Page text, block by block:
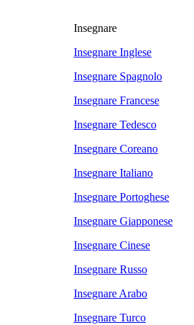
Insegnare
Insegnare Inglese
Insegnare Spagnolo
Insegnare Francese
Insegnare Tedesco
Insegnare Coreano
Insegnare Italiano
Insegnare Portoghese
Insegnare Giapponese
Insegnare Cinese
Insegnare Russo
Insegnare Arabo
Insegnare Turco